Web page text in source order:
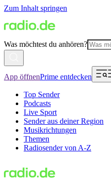
Zum Inhalt springen
Was möchtest du anhören?
App öffnenPrime entdecken
Top Sender
Podcasts
Live Sport
Sender aus deiner Region
Musikrichtungen
Themen
Radiosender von A-Z